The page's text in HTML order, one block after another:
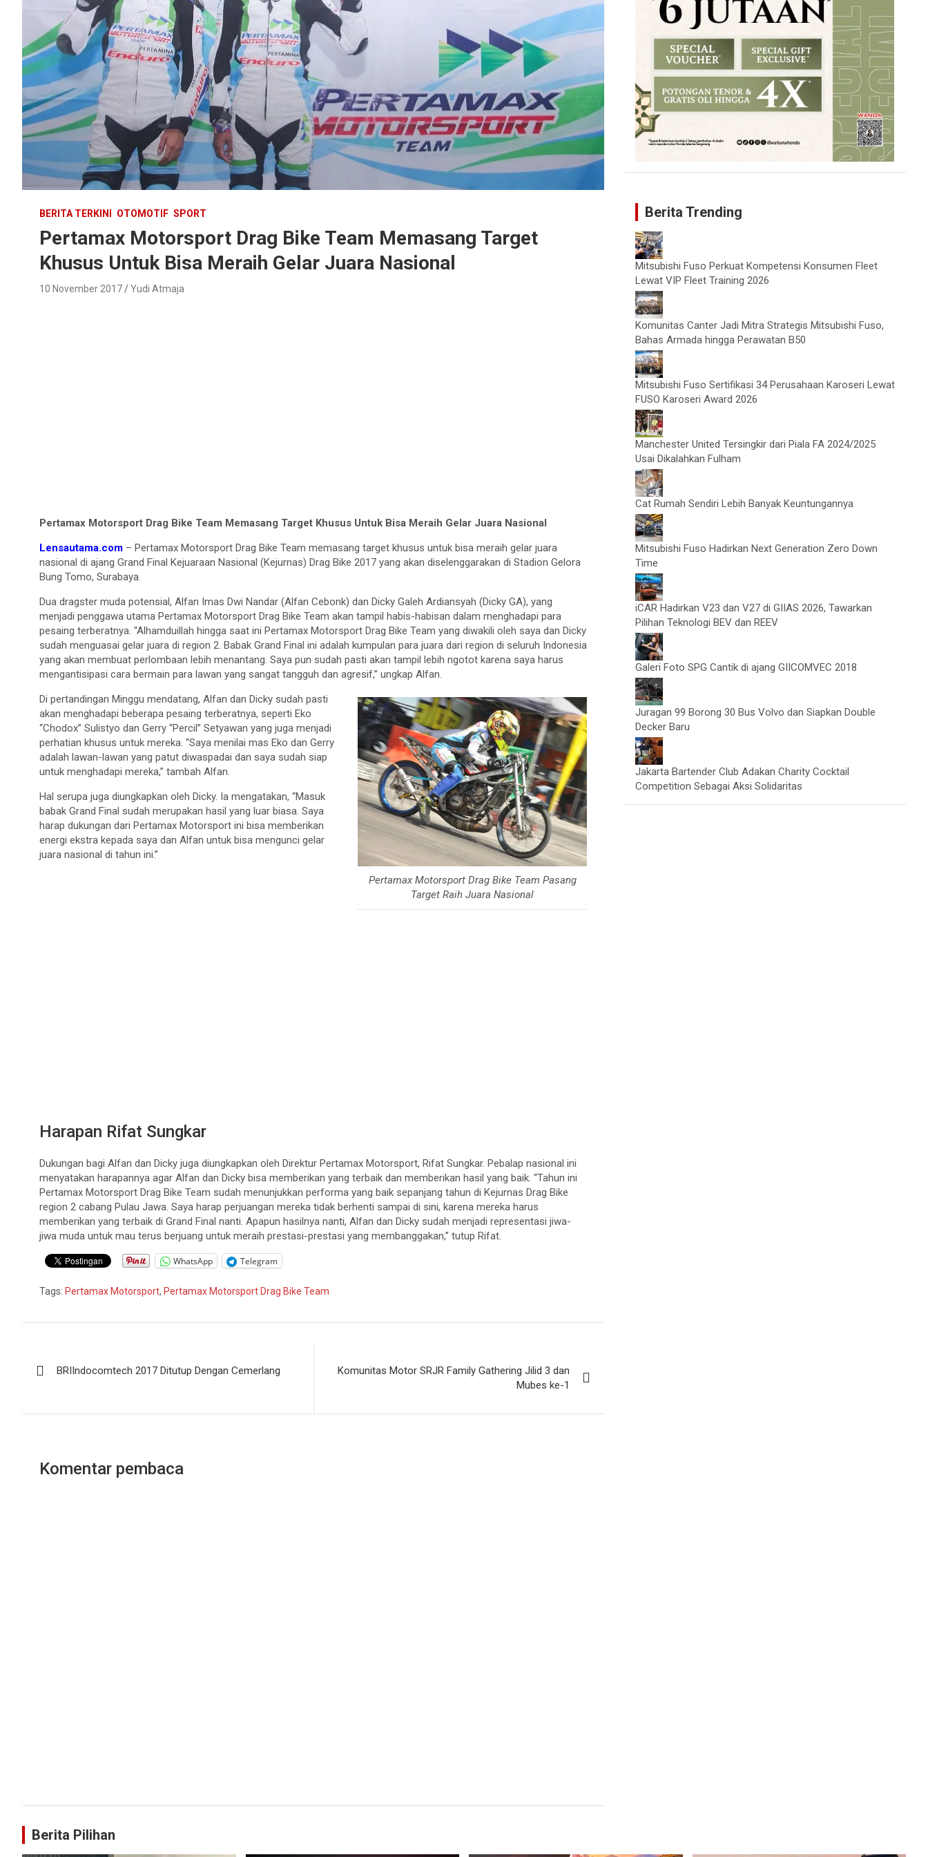
BERITA TERKINI OTOMOTIF SPORT
Pertamax Motorsport Drag Bike Team Memasang Target
Khusus Untuk Bisa Meraih Gelar Juara Nasional
10 November 2017 Yudi Atmaja
Pertamax Motorsport Drag Bike Team Memasang Target Khusus Untuk Bisa Meraih Gelar Juara Nasional
Lensautama.com – Pertamax Motorsport Drag Bike Team memasang target khusus untuk bisa meraih gelar juara
nasional di ajang Grand Final Kejuaraan Nasional (Kejurnas) Drag Bike 2017 yang akan diselenggarakan di Stadion Gelora
Bung Tomo, Surabaya.
Dua dragster muda potensial, Alfan Imas Dwi Nandar (Alfan Cebonk) dan Dicky Galeh Ardiansyah (Dicky GA), yang
menjadi penggawa utama Pertamax Motorsport Drag Bike Team akan tampil habis-habisan dalam menghadapi para
pesaing terberatnya. “Alhamduillah hingga saat ini Pertamax Motorsport Drag Bike Team yang diwakili oleh saya dan Dicky
sudah menguasai gelar juara di region 2. Babak Grand Final ini adalah kumpulan para juara dari region di seluruh Indonesia
yang akan membuat perlombaan lebih menantang. Saya pun sudah pasti akan tampil lebih ngotot karena saya harus
mengantisipasi cara bermain para lawan yang sangat tangguh dan agresif,” ungkap Alfan.
Pertamax Motorsport Drag Bike Team Pasang
Target Raih Juara Nasional
Di pertandingan Minggu mendatang, Alfan dan Dicky sudah pasti
akan menghadapi beberapa pesaing terberatnya, seperti Eko
“Chodox” Sulistyo dan Gerry “Percil” Setyawan yang juga menjadi
perhatian khusus untuk mereka. “Saya menilai mas Eko dan Gerry
adalah lawan-lawan yang patut diwaspadai dan saya sudah siap
untuk menghadapi mereka,” tambah Alfan.
Hal serupa juga diungkapkan oleh Dicky. Ia mengatakan, “Masuk
babak Grand Final sudah merupakan hasil yang luar biasa. Saya
harap dukungan dari Pertamax Motorsport ini bisa memberikan
energi ekstra kepada saya dan Alfan untuk bisa mengunci gelar
juara nasional di tahun ini.”
Harapan Rifat Sungkar
Dukungan bagi Alfan dan Dicky juga diungkapkan oleh Direktur Pertamax Motorsport, Rifat Sungkar. Pebalap nasional ini
menyatakan harapannya agar Alfan dan Dicky bisa memberikan yang terbaik dan memberikan hasil yang baik. “Tahun ini
Pertamax Motorsport Drag Bike Team sudah menunjukkan performa yang baik sepanjang tahun di Kejurnas Drag Bike
region 2 cabang Pulau Jawa. Saya harap perjuangan mereka tidak berhenti sampai di sini, karena mereka harus
memberikan yang terbaik di Grand Final nanti. Apapun hasilnya nanti, Alfan dan Dicky sudah menjadi representasi jiwa-
jiwa muda untuk mau terus berjuang untuk meraih prestasi-prestasi yang membanggakan,” tutup Rifat.
WhatsApp Telegram
Tags: Pertamax Motorsport, Pertamax Motorsport Drag Bike Team
pos
BRIIndocomtech 2017 Ditutup Dengan Cemerlang
Komunitas Motor SRJR Family Gathering Jilid 3 dan
Mubes ke-1
Komentar pembaca
Berita Trending
Mitsubishi Fuso Perkuat Kompetensi Konsumen Fleet
Lewat VIP Fleet Training 2026
Komunitas Canter Jadi Mitra Strategis Mitsubishi Fuso,
Bahas Armada hingga Perawatan B50
Mitsubishi Fuso Sertifikasi 34 Perusahaan Karoseri Lewat
FUSO Karoseri Award 2026
Manchester United Tersingkir dari Piala FA 2024/2025
Usai Dikalahkan Fulham
Cat Rumah Sendiri Lebih Banyak Keuntungannya
Mitsubishi Fuso Hadirkan Next Generation Zero Down
Time
iCAR Hadirkan V23 dan V27 di GIIAS 2026, Tawarkan
Pilihan Teknologi BEV dan REEV
Galeri Foto SPG Cantik di ajang GIICOMVEC 2018
Juragan 99 Borong 30 Bus Volvo dan Siapkan Double
Decker Baru
Jakarta Bartender Club Adakan Charity Cocktail
Competition Sebagai Aksi Solidaritas
Berita Pilihan